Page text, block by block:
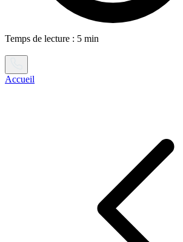
Temps de lecture : 5 min
Accueil